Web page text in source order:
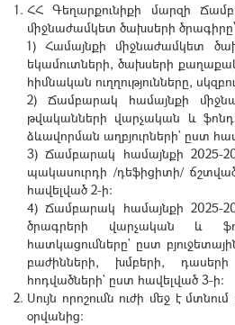
ՀՀ Գեղարքունիքի մարզի
միջնաժամկետ ծախսերի
1) Համայնքի միջնաժամկետ
եկամուտների, ծախսերի
հիմնական ուղղությունները,
2) Ճամբարակ համայնքի
թվականների վարչական և
ձևավորման աղբյուրների` ըստ
3) Ճամբարակ համայնքի 2025-
պակասուրդի /դեֆիցիտի/
հավելված 2-ի:
4) Ճամբարակ համայնքի 2025-
ծրագրերի վարչական և
հատկացումները` ըստ
բաժինների, խմբերի,
հոդվածների` ըստ հավելված 3-ի:
Սույն որոշումն ուժի մեջ է
օրվանից: